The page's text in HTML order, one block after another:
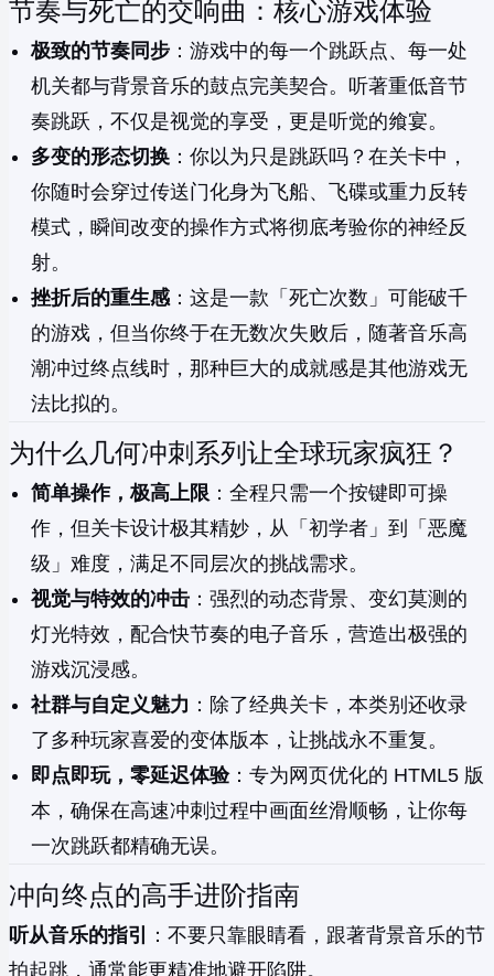
节奏与死亡的交响曲：核心游戏体验
极致的节奏同步 ：游戏中的每一个跳跃点、每一处
机关都与背景音乐的鼓点完美契合。听著重低音节
奏跳跃，不仅是视觉的享受，更是听觉的飨宴。
多变的形态切换 ：你以为只是跳跃吗？在关卡中，
你随时会穿过传送门化身为飞船、飞碟或重力反转
模式，瞬间改变的操作方式将彻底考验你的神经反
射。
挫折后的重生感：这是一款「死亡次数」可能破千
的游戏，但当你终于在无数次失败后，随著音乐高
潮冲过终点线时，那种巨大的成就感是其他游戏无
法比拟的。
为什么几何冲刺系列让全球玩家疯狂？
简单操作，极高上限 ：全程只需一个按键即可操
作，但关卡设计极其精妙，从「初学者」到「恶魔
级」难度，满足不同层次的挑战需求。
视觉与特效的冲击 ：强烈的动态背景、变幻莫测的
灯光特效，配合快节奏的电子音乐，营造出极强的
游戏沉浸感。
社群与自定义魅力 ：除了经典关卡，本类别还收录
了多种玩家喜爱的变体版本，让挑战永不重复。
即点即玩，零延迟体验：专为网页优化的 HTML5 版
本，确保在高速冲刺过程中画面丝滑顺畅，让你每
一次跳跃都精确无误。
冲向终点的高手进阶指南
听从音乐的指引
：不要只靠眼睛看，跟著背景音乐的节
拍起跳，通常能更精准地避开陷阱。